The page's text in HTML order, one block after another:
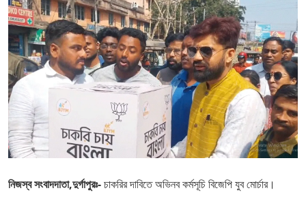
নিজস্ব সংবাদদাতা,দুর্গাপুরঃ-চাকরির দাবিতে অভিনব কর্মসূচি বিজেপি যুব মোর্চার।